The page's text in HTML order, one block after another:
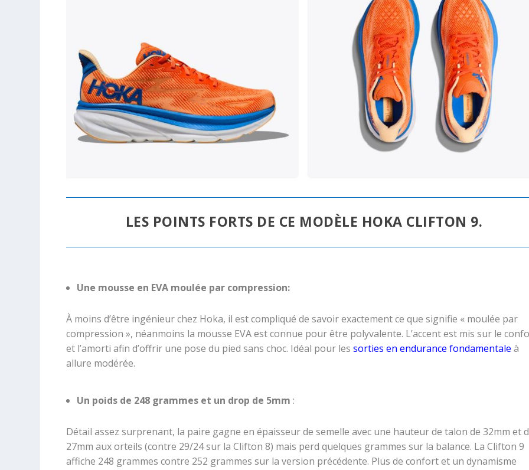
LES POINTS FORTS DE CE MODÈLE HOKA CLIFTON 9.
Une mousse en EVA moulée par compression:
À moins d’être ingénieur chez Hoka, il est compliqué de savoir exactement ce que signifie « moulée par
compression », néanmoins la mousse EVA est connue pour être polyvalente. L’accent est mis sur le
et l’amorti afin d’offrir une pose du pied sans choc. Idéal pour les sorties en endurance fondamentale à
allure modérée.
Un poids de 248 grammes et un drop de 5mm :
Détail assez surprenant, la paire gagne en épaisseur de semelle avec une hauteur de talon de 32mm et
27mm aux orteils (contre 29/24 sur la Clifton 8) mais perd quelques grammes sur la balance. La Clifton 9
affiche 248 grammes contre 252 grammes sur la version précédente. Plus de confort et un dynamisme